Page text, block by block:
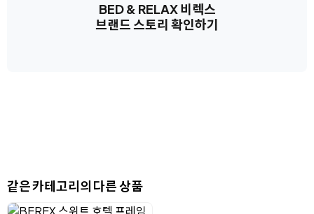
BED & RELAX 비렉스
브랜드 스토리 확인하기
같은 카테고리의 다른 상품